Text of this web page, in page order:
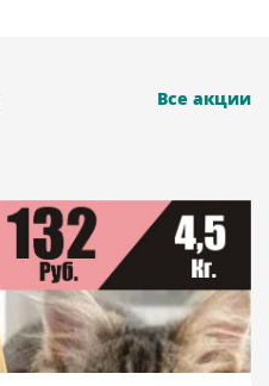
Все акции